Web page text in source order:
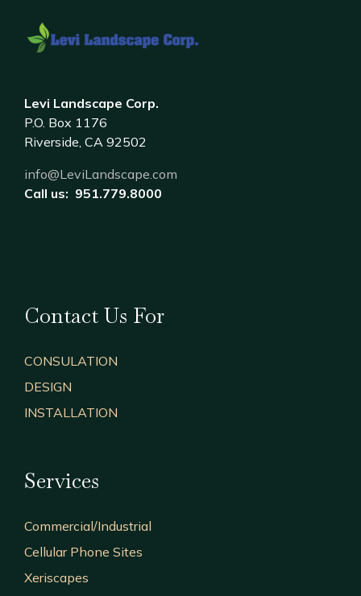
Levi Landscape Corp.
P.O. Box 1176
Riverside, CA 92502
info@LeviLandscape.com
Call us: 951.779.8000
Contact Us For
CONSULATION
DESIGN
INSTALLATION
Services
Commercial/Industrial
Cellular Phone Sites
Xeriscapes